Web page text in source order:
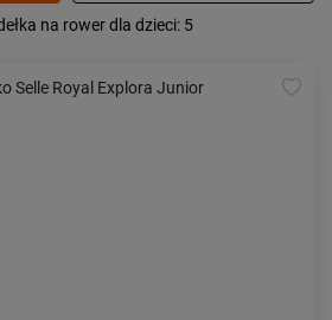
od najwyższej
na rower dla dzieci: 5